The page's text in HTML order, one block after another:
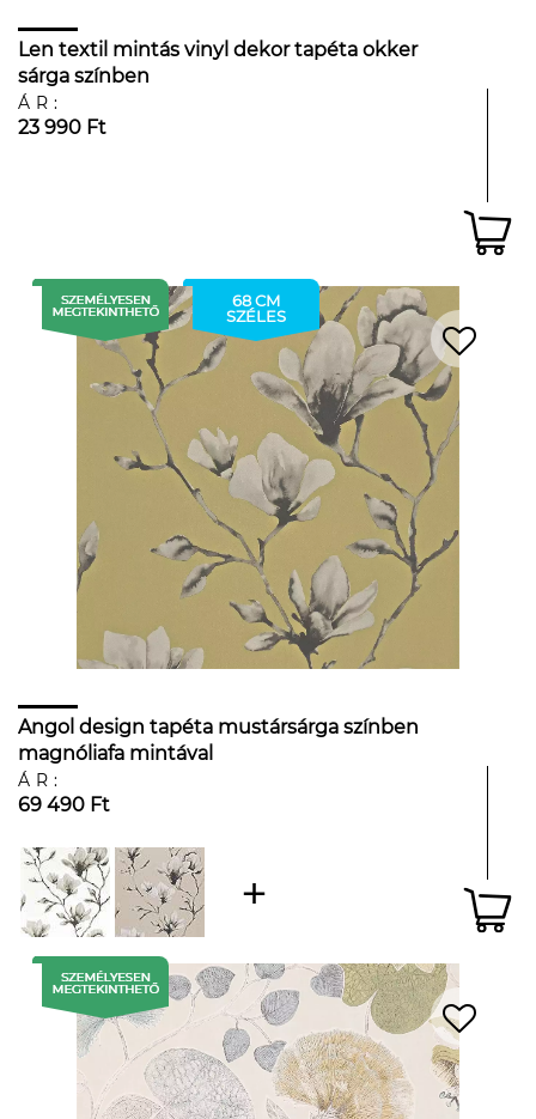
Len textil mintás vinyl dekor tapéta okker
sárga színben
ÁR:
23 990 Ft
68 CM
SZÉLES
Angol design tapéta mustársárga színben
magnóliafa mintával
ÁR:
69 490 Ft